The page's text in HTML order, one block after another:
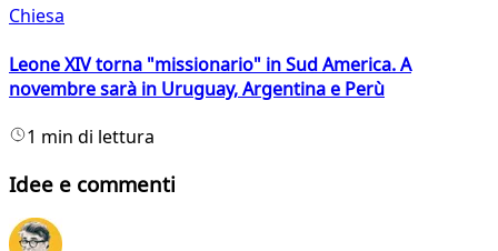
Chiesa
Leone XIV torna "missionario" in Sud America. A
novembre sarà in Uruguay, Argentina e Perù
1 min di lettura
Idee e commenti